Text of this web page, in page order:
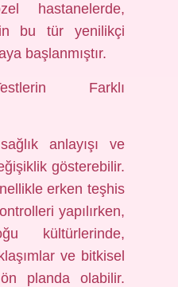
hastanelerde,
bu tür yenilikçi
başlanmıştır.
Farklı
anlayışı ve
gösterebilir.
erken teşhis
yapılırken,
kültürlerinde,
ve bitkisel
planda olabilir.